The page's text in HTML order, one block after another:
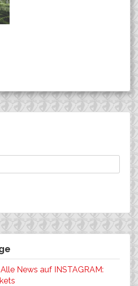
News auf INSTAGRAM: